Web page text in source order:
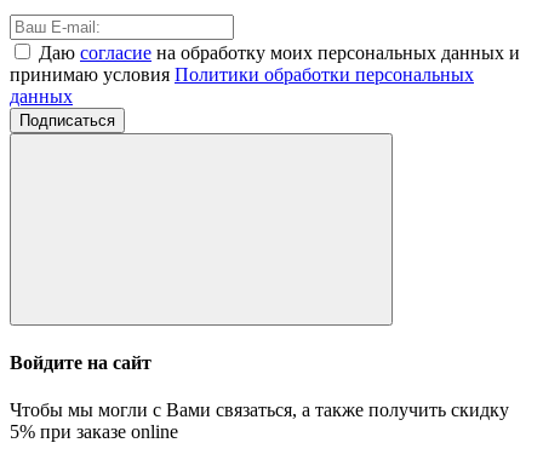
Даю согласие на обработку моих персональных данных и
принимаю условия Политики обработки персональных
данных
Подписаться
Войдите на сайт
Чтобы мы могли с Вами связаться, а также получить скидку
5% при заказе online